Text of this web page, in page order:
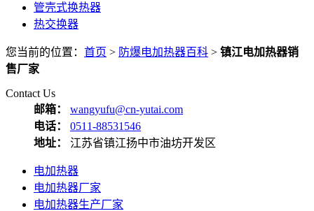
管壳式换热器
热交换器
您当前的位置： 首页 > 防爆电加热器百科 > 镇江电加热器销
售厂家
Contact Us
邮箱：
wangyufu@cn-yutai.com
电话：
0511-88531546
地址：
江苏省镇江扬中市油坊开发区
电加热器
电加热器厂家
电加热器生产厂家